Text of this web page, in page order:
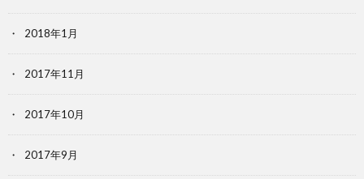
2018年1月
2017年11月
2017年10月
2017年9月